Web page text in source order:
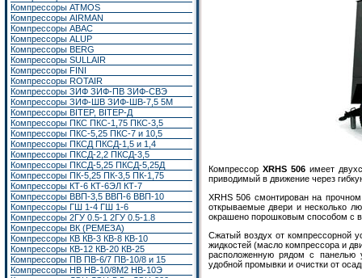
Компрессоры ATMOS
Компрессоры AIRMAN
Компрессоры ABAC
Компрессоры ALUP
Компрессоры BERG
Компрессоры SULLAIR
Компрессоры FINI
Компрессоры ROTAIR
Компрессоры ЗИФ ЗИФ-ПВ ЗИФ-СВЭ
Компрессоры ЗИФ-ШВ ЗИФ-ШВ-7,5 5М
Компрессоры BITEP, BITEP-Д
Компрессоры ПКС ПКС-1,75 ПКС-3,5
Компрессоры ПКС-5,25 ПКС-7 и 10,5
Компрессоры ПКСД ПКСД-1,5 и 1,4
Компрессоры ПКСД-2,2 ПКСД-3,5
Компрессоры ПКСД-5,25 ПКСД-5,25Д
Компрессоры ПК-5,25 ПК-3,5 ПК-1,75
Компрессоры КТ-6 КТ-6ЭЛ КТ-7
Компрессоры ВВП-3,5 ВВП-6 ВВП-10
Компрессоры ГШ 1-4 ГШ 1-6
Компрессоры 2ГУ 0.5-1 2ГУ 0.5-1.8
Компрессоры ВК (РЕМЕЗА)
Компрессоры КВ КВ-3 КВ-8 КВ-10
Компрессоры КВ-12 КВ-20 КВ-25
Компрессоры ПВ ПВ-6/7 ПВ-10/8 и 15
Компрессоры НВ НВ-10/8М2 НВ-10Э
Компрессор XRHS 506имеет
приводимый в движение через
XRHS 506 смонтирован на
открываемые двери и несколько
окрашено порошковым способом с
Сжатый воздух от компрессорной
жидкостей (масло компрессора и
расположенную рядом с панелью
удобной промывки и очистки от